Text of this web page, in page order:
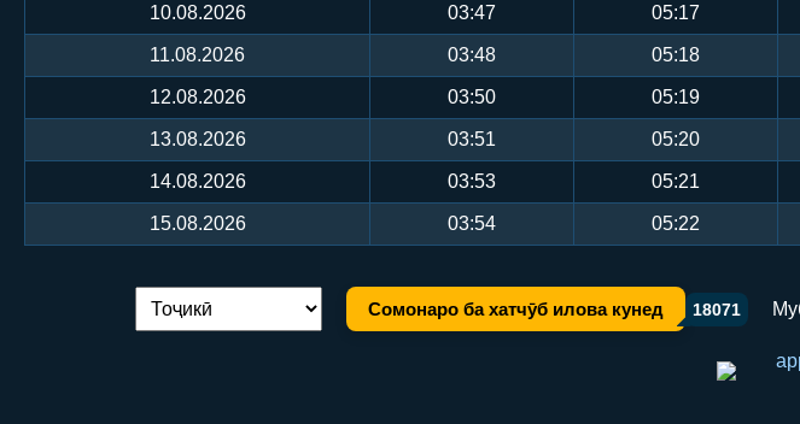
10.08.2026 03:47 05:17
11.08.2026 03:48 05:18
12.08.2026 03:50 05:19
13.08.2026 03:51 05:20
14.08.2026 03:53 05:21
15.08.2026 03:54 05:22
Иваз кардани забон: Сомонаро ба хатчӯб илова кунед 18071